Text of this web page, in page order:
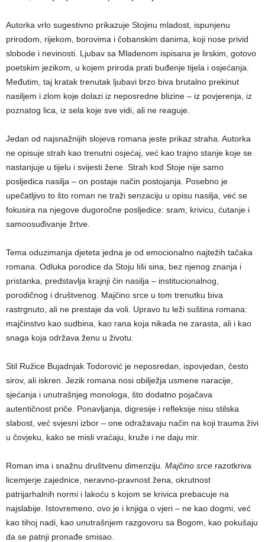
Autorka vrlo sugestivno prikazuje Stojinu mladost, ispunjenu
prirodom, rijekom, borovima i čobanskim danima, koji nose privid
slobode i nevinosti. Ljubav sa Mladenom ispisana je lirskim, gotovo
poetskim jezikom, u kojem priroda prati buđenje tijela i osjećanja.
Međutim, taj kratak trenutak ljubavi brzo biva brutalno prekinut
nasiljem i zlom koje dolazi iz neposredne blizine – iz povjerenja, iz
poznatog lica, iz sela koje sve vidi, ali ne reaguje.
Jedan od najsnažnijih slojeva romana jeste prikaz straha. Autorka
ne opisuje strah kao trenutni osjećaj, već kao trajno stanje koje se
nastanjuje u tijelu i svijesti žene. Strah kod Stoje nije samo
posljedica nasilja – on postaje način postojanja. Posebno je
upečatljivo to što roman ne traži senzaciju u opisu nasilja, već se
fokusira na njegove dugoročne posljedice: sram, krivicu, ćutanje i
samoosuđivanje žrtve.
Tema oduzimanja djeteta jedna je od emocionalno najtežih tačaka
romana. Odluka porodice da Stoju liši sina, bez njenog znanja i
pristanka, predstavlja krajnji čin nasilja – institucionalnog,
porodičnog i društvenog. Majčino srce u tom trenutku biva
rastrgnuto, ali ne prestaje da voli. Upravo tu leži suština romana:
majčinstvo kao sudbina, kao rana koja nikada ne zarasta, ali i kao
snaga koja održava ženu u životu.
Stil Ružice Bujadnjak Todorović je neposredan, ispovjedan, često
sirov, ali iskren. Jezik romana nosi obilježja usmene naracije,
sjećanja i unutrašnjeg monologa, što dodatno pojačava
autentičnost priče. Ponavljanja, digresije i refleksije nisu stilska
slabost, već svjesni izbor – one odražavaju način na koji trauma živi
u čovjeku, kako se misli vraćaju, kruže i ne daju mir.
Roman ima i snažnu društvenu dimenziju. Majčino srce razotkriva
licemjerje zajednice, neravno-pravnost žena, okrutnost
patrijarhalnih normi i lakoću s kojom se krivica prebacuje na
najslabije. Istovremeno, ovo je i knjiga o vjeri – ne kao dogmi, već
kao tihoj nadi, kao unutrašnjem razgovoru sa Bogom, kao pokušaju
da se patnji pronađe smisao.